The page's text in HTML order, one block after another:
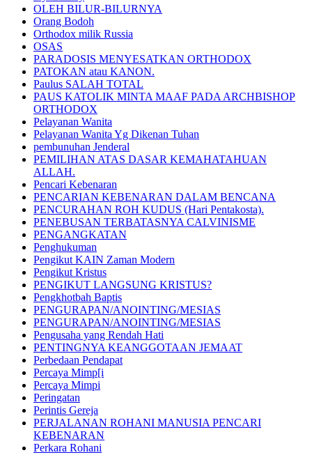
OLEH BILUR-BILURNYA
Orang Bodoh
Orthodox milik Russia
OSAS
PARADOSIS MENYESATKAN ORTHODOX
PATOKAN atau KANON.
Paulus SALAH TOTAL
PAUS KATOLIK MINTA MAAF PADA ARCHBISHOP
ORTHODOX
Pelayanan Wanita
Pelayanan Wanita Yg Dikenan Tuhan
pembunuhan Jenderal
PEMILIHAN ATAS DASAR KEMAHATAHUAN
ALLAH.
Pencari Kebenaran
PENCARIAN KEBENARAN DALAM BENCANA
PENCURAHAN ROH KUDUS (Hari Pentakosta).
PENEBUSAN TERBATASNYA CALVINISME
PENGANGKATAN
Penghukuman
Pengikut KAIN Zaman Modern
Pengikut Kristus
PENGIKUT LANGSUNG KRISTUS?
Pengkhotbah Baptis
PENGURAPAN/ANOINTING/MESIAS
PENGURAPAN/ANOINTING/MESIAS
Pengusaha yang Rendah Hati
PENTINGNYA KEANGGOTAAN JEMAAT
Perbedaan Pendapat
Percaya Mimp[i
Percaya Mimpi
Peringatan
Perintis Gereja
PERJALANAN ROHANI MANUSIA PENCARI
KEBENARAN
Perkara Rohani